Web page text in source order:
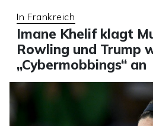
In Frankreich
Imane Khelif klagt
Rowling und Trump
„Cybermobbings“ an